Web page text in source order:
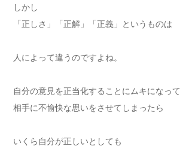
しかし
「正しさ」「正解」「正義」というものは
人によって違うのですよね。
自分の意見を正当化することにムキになって
相手に不愉快な思いをさせてしまったら
いくら自分が正しいとしても